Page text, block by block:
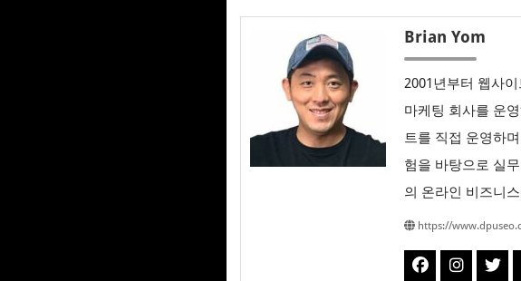
Brian Yom
2001년부터 웹사
마케팅 회사를 운
트를 직접 운영하
험을 바탕으로 실
의 온라인 비즈니
https://